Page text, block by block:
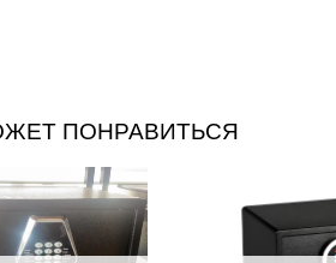
ПОНРАВИТЬСЯ